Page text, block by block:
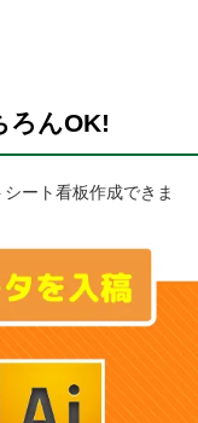
ろんOK!
ート看板作成できま